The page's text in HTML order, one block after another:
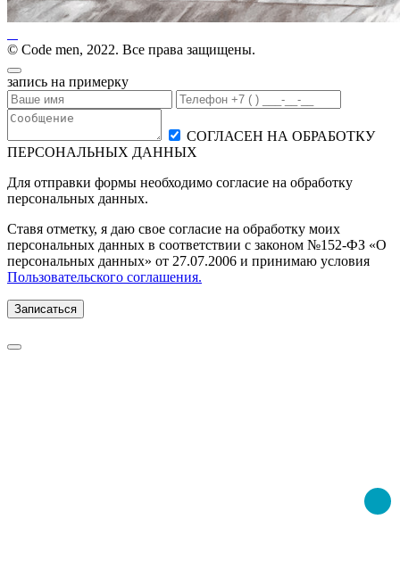
© Code men, 2022. Все права защищены.
запись на примерку
СОГЛАСЕН НА ОБРАБОТКУ
ПЕРСОНАЛЬНЫХ ДАННЫХ
Для отправки формы необходимо согласие на обработку
персональных данных.
Ставя отметку, я даю свое согласие на обработку моих
персональных данных в соответствии с законом №152-ФЗ «О
персональных данных» от 27.07.2006 и принимаю условия
Пользовательского соглашения.
Записаться